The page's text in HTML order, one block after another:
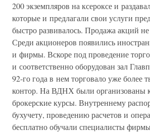
200 экземпляров на ксероксе и
которые и предлагали свои услуги
быстро развивалось. Продажа акций
Среди акционеров появились
и фирмы. Вскоре под проведение
и соответственно оборудован зал
92-го года в нем торговало уже более
контор. На ВДНХ были организованы
брокерские курсы. Внутреннему
бухучету, проведению расчетов и
бесплатно обучали специалисты